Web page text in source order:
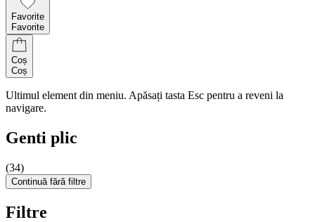
Favorite
Favorite
Coș
Coș
Ultimul element din meniu. Apăsați tasta Esc pentru a reveni la
navigare.
Genti plic
(34)
Continuă fără filtre
Filtre